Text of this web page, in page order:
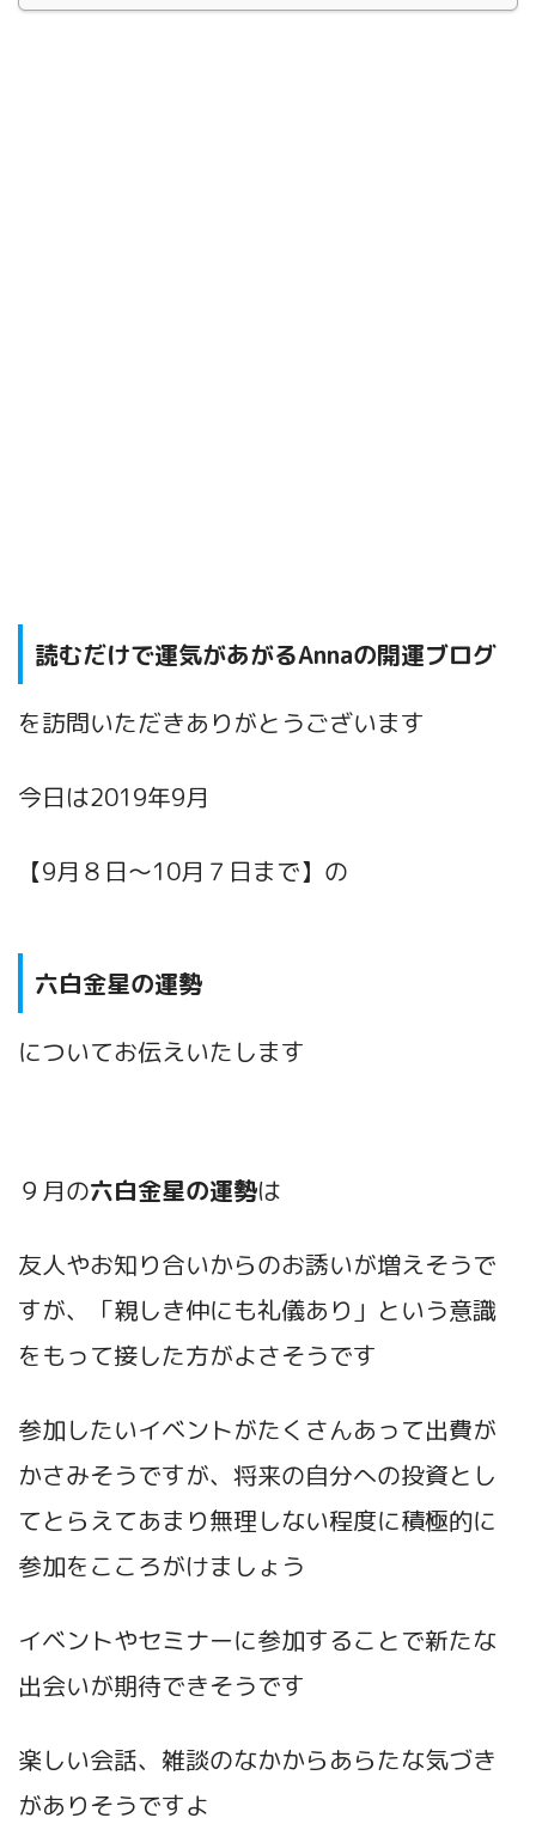
読むだけで運気があがるAnnaの開運ブログ
を訪問いただきありがとうございます
今日は2019年9月
【9月８日〜10月７日まで】の
六白金星の運勢
についてお伝えいたします
９月の六白金星の運勢は
友人やお知り合いからのお誘いが増えそうで
すが、「親しき仲にも礼儀あり」という意識
をもって接した方がよさそうです
参加したいイベントがたくさんあって出費が
かさみそうですが、将来の自分への投資とし
てとらえてあまり無理しない程度に積極的に
参加をこころがけましょう
イベントやセミナーに参加することで新たな
出会いが期待できそうです
楽しい会話、雑談のなかからあらたな気づき
がありそうですよ